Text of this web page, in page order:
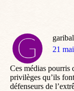
dit
21
Ces médias pourris
privilèges qu’ils
défenseurs de